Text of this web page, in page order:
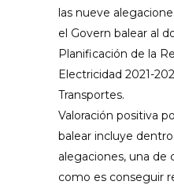
las nueve
el Govern balear al
Planificación de la
Electricidad 2021-
Transportes.
Valoración positiva
balear incluye
alegaciones, una de
como es conseguir